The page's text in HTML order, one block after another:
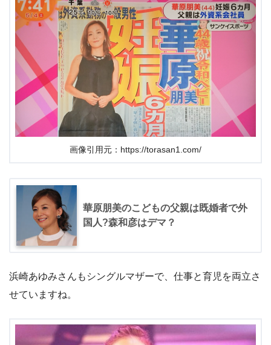
画像引用元：https://torasan1.com/
華原朋美のこどもの父親は既婚者で外
国人?森和彦はデマ？
浜崎あゆみさんもシングルマザーで、仕事と育児を両立さ
せていますね。